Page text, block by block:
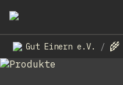
Gut Einern e.V. / 🌾